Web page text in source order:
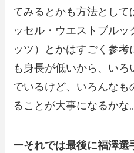
てみるとかも方法として
ッセル・ウエストブル
ッツ）とかはすごく参
も身長が低いから、い
でいるけど、いろんなも
ることが大事になるかな。
ーそれでは最後に福澤選